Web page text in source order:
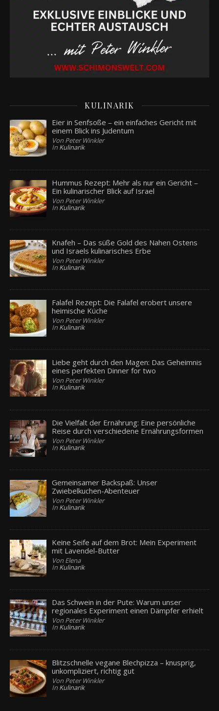
KULINARIK
Eier in Senfsoße – ein einfaches Gericht mit
einem Blick ins Judentum
Von Peter Winkler
In Kulinarik
Hummus Rezept: Mehr als nur ein Gericht –
Ein kulinarischer Blick auf Israel
Von Peter Winkler
In Kulinarik
Knafeh – Das süße Gold des Nahen Ostens
und Israels kulinarisches Erbe
Von Peter Winkler
In Kulinarik
Falafel Rezept: Die Falafel erobert unsere
heimische Küche
Von Peter Winkler
In Kulinarik
Liebe geht durch den Magen: Das Geheimnis
eines perfekten Dinner for two
Von Peter Winkler
In Kulinarik
Die Vielfalt der Ernährung: Eine persönliche
Reise durch verschiedene Ernährungsformen
Von Peter Winkler
In Kulinarik
Gemeinsamer Backspaß: Unser
Zwiebelkuchen-Abenteuer
Von Peter Winkler
In Kulinarik
Keine Seife auf dem Brot: Mein Experiment
mit Lavendel-Butter
Von Elena
In Kulinarik
Das Schwein in der Pute: Warum unser
regionales Experiment einen Dämpfer erhielt
Von Peter Winkler
In Kulinarik
Blitzschnelle vegane Blechpizza – knusprig,
unkompliziert, richtig gut
Von Peter Winkler
In Kulinarik